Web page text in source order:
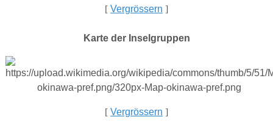
[ Vergrössern ]
Karte der Inselgruppen
[ Vergrössern ]